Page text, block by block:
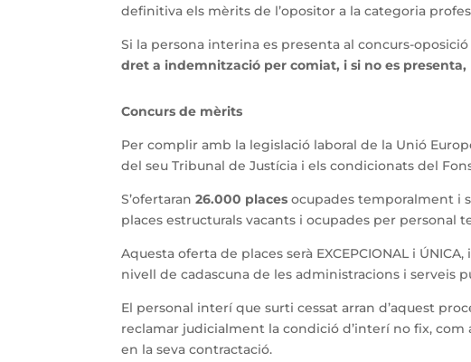
definitiva els mèrits de l’opositor a la categoria
Si la persona interina es presenta al concurs-oposició
dret a indemnització per comiat, i si no es
Concurs de mèrits
Per complir amb la legislació laboral de la Unió
del seu Tribunal de Justícia i els condicionats del
S’ofertaran26.000 places ocupades temporalment i
places estructurals vacants i ocupades per personal
Aquesta oferta de places serà EXCEPCIONAL i
nivell de cadascuna de les administracions i serveis
El personal interí que surti cessat arran d’aquest
reclamar judicialment la condició d’interí no fix, com
en la seva contractació.